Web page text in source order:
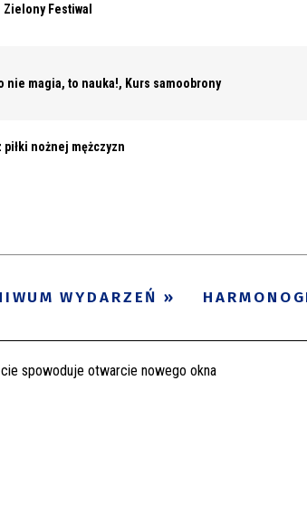
Zielony Festiwal
nie magia, to nauka!, Kurs samoobrony
piłki nożnej mężczyzn
WYDARZEŃ